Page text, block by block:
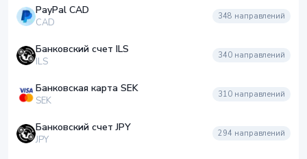
PayPal CAD
CAD
348 направлений
Банковский счет ILS
ILS
340 направлений
Банковская карта SEK
SEK
310 направлений
Банковский счет JPY
JPY
294 направлений